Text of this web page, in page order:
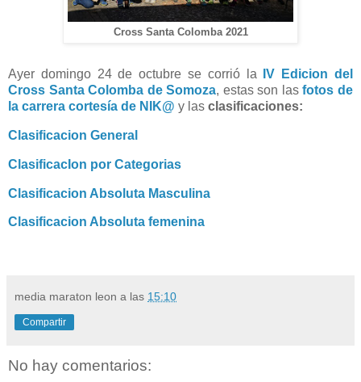
Cross Santa Colomba 2021
Ayer domingo 24 de octubre se corrió la
IV Edicion del
Cross Santa Colomba de Somoza, estas son lasfotos de
la carrera cortesía de NIK@ y las clasificaciones:
Clasificacion General
ClasificacIon por Categorias
Clasificacion Absoluta Masculina
Clasificacion Absoluta femenina
media maraton leon a las 15:10
Compartir
No hay comentarios: